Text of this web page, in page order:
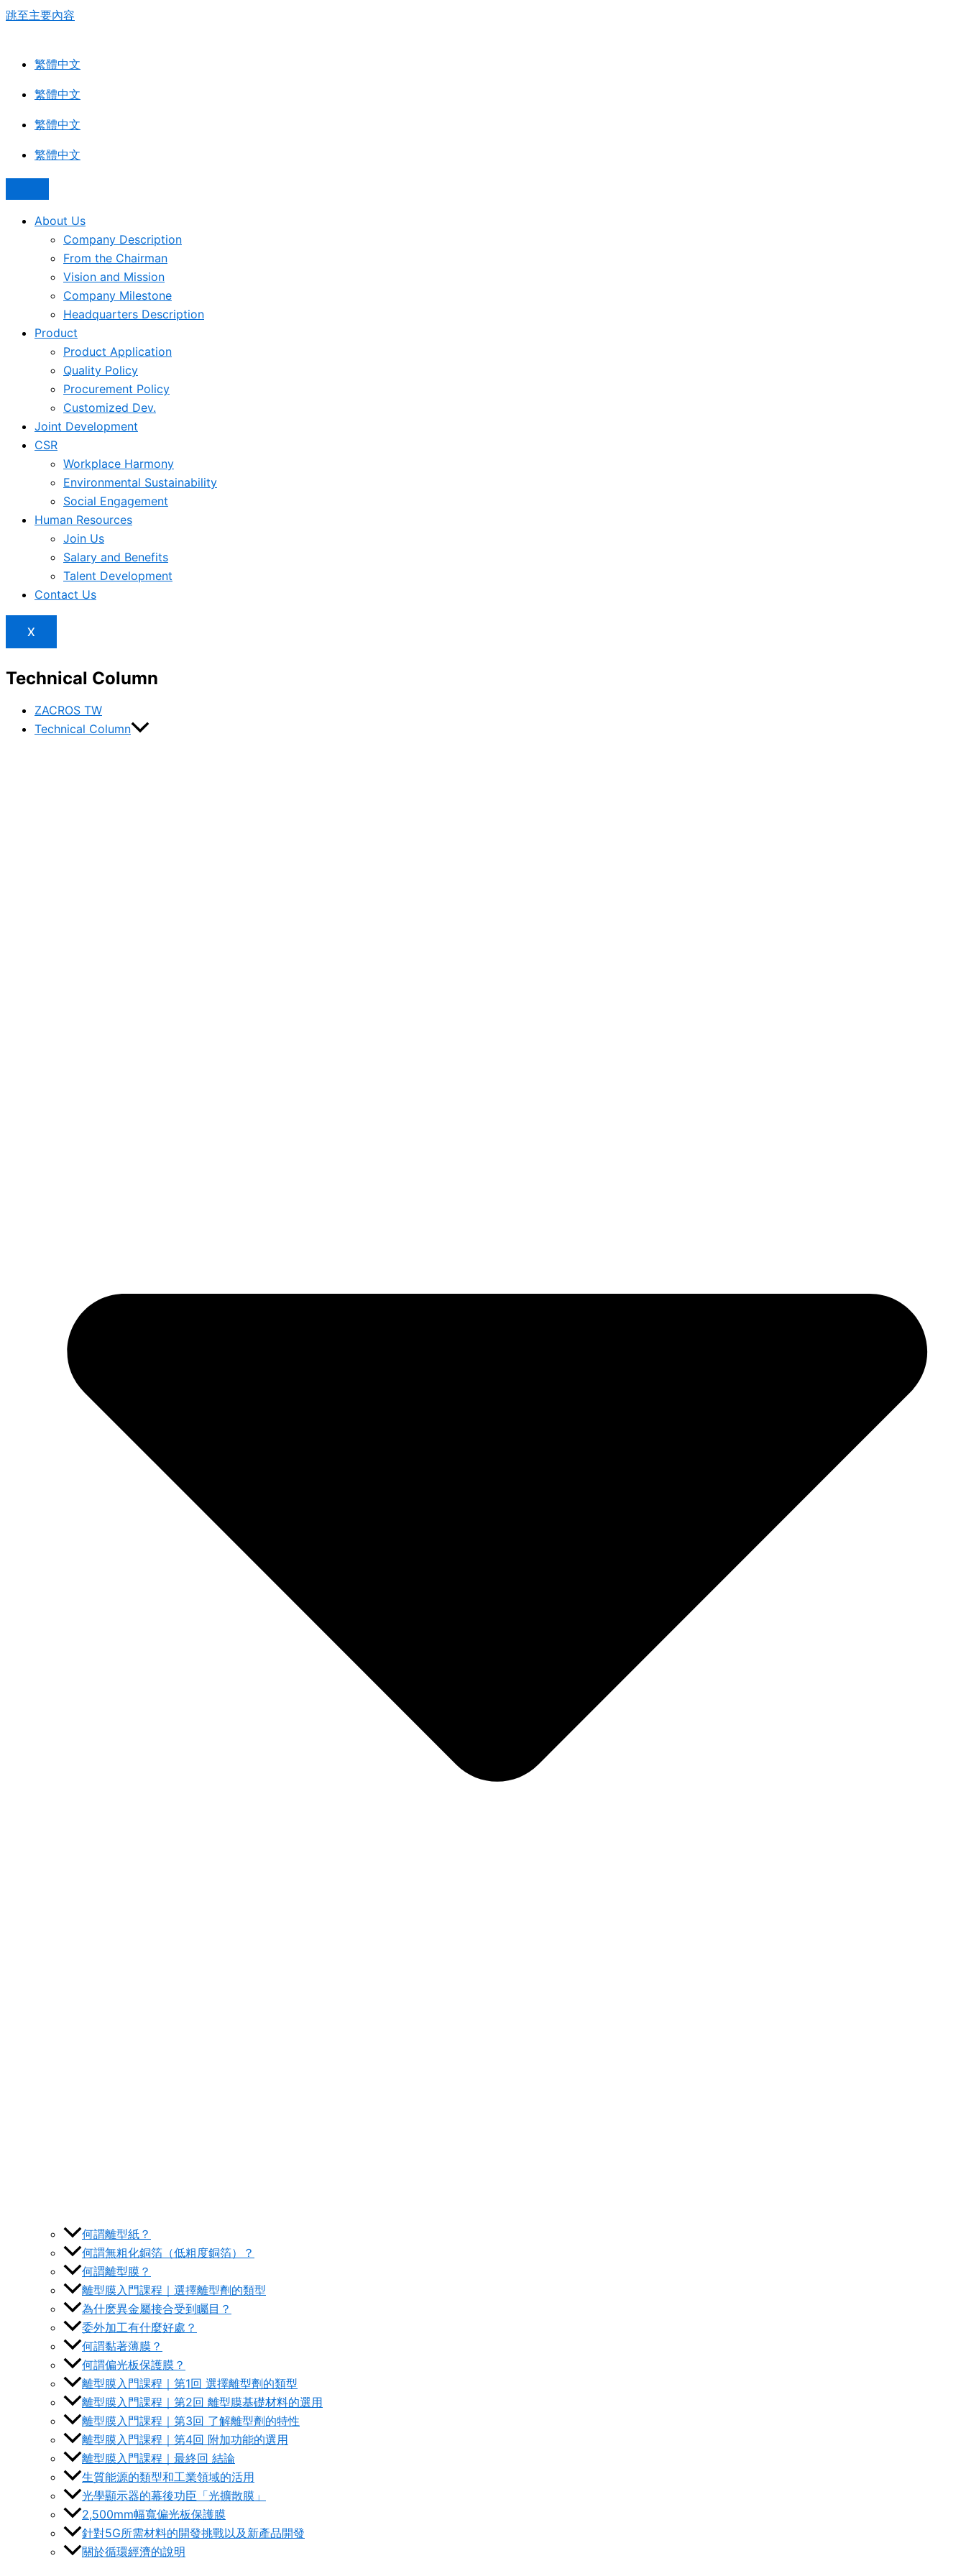
跳至主要內容
繁體中文
繁體中文
繁體中文
繁體中文
About Us
Company Description
From the Chairman
Vision and Mission
Company Milestone
Headquarters Description
Product
Product Application
Quality Policy
Procurement Policy
Customized Dev.
Joint Development
CSR
Workplace Harmony
Environmental Sustainability
Social Engagement
Human Resources
Join Us
Salary and Benefits
Talent Development
Contact Us
X
Technical Column
ZACROS TW
Technical Column
何謂離型紙？
何謂無粗化銅箔（低粗度銅箔）？
何謂離型膜？
離型膜入門課程｜選擇離型劑的類型
為什麽異金屬接合受到矚目？
委外加工有什麼好處？
何謂黏著薄膜？
何謂偏光板保護膜？
離型膜入門課程｜第1回 選擇離型劑的類型
離型膜入門課程｜第2回 離型膜基礎材料的選用
離型膜入門課程｜第3回 了解離型劑的特性
離型膜入門課程｜第4回 附加功能的選用
離型膜入門課程｜最終回 結論
生質能源的類型和工業領域的活用
光學顯示器的幕後功臣「光擴散膜」
2,500mm幅寬偏光板保護膜
針對5G所需材料的開發挑戰以及新產品開發
關於循環經濟的說明